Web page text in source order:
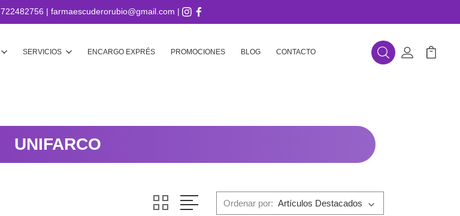
722482756 | farmaescuderorubio@gmail.com |
SERVICIOS ENCARGO EXPRÉS PROMOCIONES BLOG CONTACTO BuscarMi Cuenta
Mi
UNIFARCO
Ordenar por: